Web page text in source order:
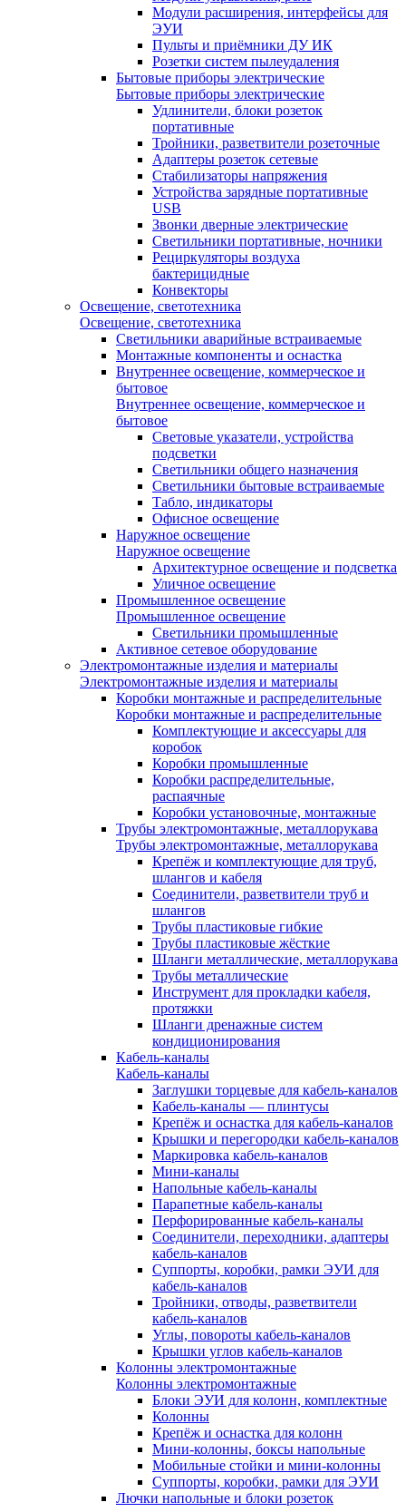
Модули расширения, интерфейсы для
ЭУИ
Пульты и приёмники ДУ ИК
Розетки систем пылеудаления
Бытовые приборы электрические
Бытовые приборы электрические
Удлинители, блоки розеток
портативные
Тройники, разветвители розеточные
Адаптеры розеток сетевые
Стабилизаторы напряжения
Устройства зарядные портативные
USB
Звонки дверные электрические
Светильники портативные, ночники
Рециркуляторы воздуха
бактерицидные
Конвекторы
Освещение, светотехника
Освещение, светотехника
Светильники аварийные встраиваемые
Монтажные компоненты и оснастка
Внутреннее освещение, коммерческое и
бытовое
Внутреннее освещение, коммерческое и
бытовое
Световые указатели, устройства
подсветки
Светильники общего назначения
Светильники бытовые встраиваемые
Табло, индикаторы
Офисное освещение
Наружное освещение
Наружное освещение
Архитектурное освещение и подсветка
Уличное освещение
Промышленное освещение
Промышленное освещение
Светильники промышленные
Активное сетевое оборудование
Электромонтажные изделия и материалы
Электромонтажные изделия и материалы
Коробки монтажные и распределительные
Коробки монтажные и распределительные
Комплектующие и аксессуары для
коробок
Коробки промышленные
Коробки распределительные,
распаячные
Коробки установочные, монтажные
Трубы электромонтажные, металлорукава
Трубы электромонтажные, металлорукава
Крепёж и комплектующие для труб,
шлангов и кабеля
Соединители, разветвители труб и
шлангов
Трубы пластиковые гибкие
Трубы пластиковые жёсткие
Шланги металлические, металлорукава
Трубы металлические
Инструмент для прокладки кабеля,
протяжки
Шланги дренажные систем
кондиционирования
Кабель-каналы
Кабель-каналы
Заглушки торцевые для кабель-каналов
Кабель-каналы — плинтусы
Крепёж и оснастка для кабель-каналов
Крышки и перегородки кабель-каналов
Маркировка кабель-каналов
Мини-каналы
Напольные кабель-каналы
Парапетные кабель-каналы
Перфорированные кабель-каналы
Соединители, переходники, адаптеры
кабель-каналов
Суппорты, коробки, рамки ЭУИ для
кабель-каналов
Тройники, отводы, разветвители
кабель-каналов
Углы, повороты кабель-каналов
Крышки углов кабель-каналов
Колонны электромонтажные
Колонны электромонтажные
Блоки ЭУИ для колонн, комплектные
Колонны
Крепёж и оснастка для колонн
Мини-колонны, боксы напольные
Мобильные стойки и мини-колонны
Суппорты, коробки, рамки для ЭУИ
Лючки напольные и блоки розеток